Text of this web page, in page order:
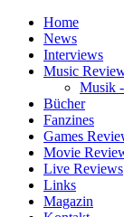
Home
News
Interviews
Music
Musik
Bücher
Fanzines
Games
Movie
Live Reviews
Links
Magazin